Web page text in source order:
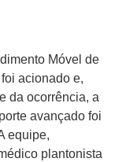
Móvel de
acionado e,
da ocorrência, a
avançado foi
equipe,
plantonista